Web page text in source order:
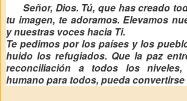
Señor, Dios. Tú, que has creado
tu imagen, te adoramos. Elevamos
y nuestras voces hacia Ti.
Te pedimos por los países y los
huido los refugiados. Que la paz
reconciliación a todos los
humano para todos, pueda convertirse